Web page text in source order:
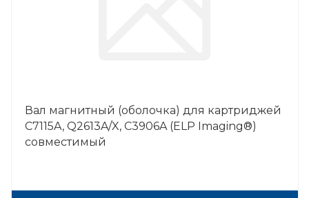
Вал магнитный (оболочка) для картриджей
C7115A, Q2613A/X, C3906A (ELP Imaging®)
совместимый